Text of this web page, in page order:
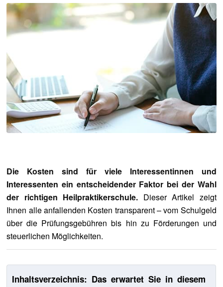
Die Kosten sind für viele Interessentinnen und
Interessenten ein entscheidender Faktor bei der Wahl
der richtigen Heilpraktikerschule. Dieser Artikel zeigt
Ihnen alle anfallenden Kosten transparent – vom Schulgeld
über die Prüfungsgebühren bis hin zu Förderungen und
steuerlichen Möglichkeiten.
Inhaltsverzeichnis: Das erwartet Sie in diesem